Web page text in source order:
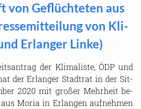
von Ge­flüch­te­ten aus
von Kli­
Er­lan­ger Linke)
der Kli­ma­lis­te, ÖDP und
der Er­lan­ger Stadt­rat in der Sit­
2020 mit gro­ßer Mehr­heit be­
Moria in Er­lan­gen auf­neh­men